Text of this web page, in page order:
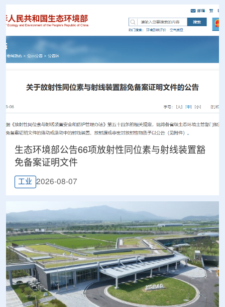
生态环境部公告66项放射性同位素与射线装置豁
免备案证明文件
工业 2026-08-07